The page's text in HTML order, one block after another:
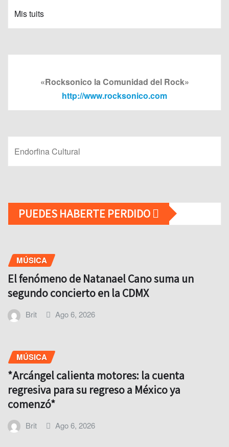
Mis tuits
«Rocksonico la Comunidad del Rock»
http://www.rocksonico.com
Endorfina Cultural
PUEDES HABERTE PERDIDO
MÚSICA
El fenómeno de Natanael Cano suma un
segundo concierto en la CDMX
Brit Ago 6, 2026
MÚSICA
*Arcángel calienta motores: la cuenta
regresiva para su regreso a México ya
comenzó*
Brit Ago 6, 2026